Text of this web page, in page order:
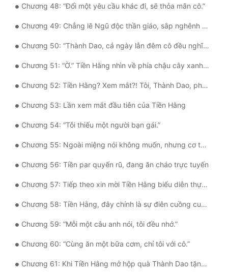
Chương 48: “Đổi một yêu cầu khác đi, sẽ thỏa mãn cô.”
Chương 49: Chẳng lẽ Ngũ độc thần giáo, sắp nghênh đón giáo chủ phu nhân mới?!
Chương 50: “Thành Dao, cả ngày lẫn đêm cô đều nghĩ về thứ đồi trụy gì?”
Chương 51: “Ờ.” Tiền Hằng nhìn về phía chậu cây xanh, giọng nói tự nhiên, “Cố Bắc Thanh?”
Chương 52: Tiền Hằng? Xem mắt?! Tôi, Thành Dao, phản đối!
Chương 53: Lần xem mắt đầu tiên của Tiền Hằng
Chương 54: “Tôi thiếu một người bạn gái.”
Chương 55: Ngoài miệng nói không muốn, nhưng cơ thể lại rất thành thật…
Chương 56: Tiền par quyến rũ, đang ăn cháo trực tuyến
Chương 57: Tiếp theo xin mời Tiền Hằng biểu diễn thực nghiệm cho chúng ta
Chương 58: Tiền Hằng, đây chính là sự điên cuồng cuối cùng của thời thanh xuân cuối cùng của đàn ông đó!
Chương 59: “Mỗi một câu anh nói, tôi đều nhớ.”
Chương 60: “Cùng ăn một bữa cơm, chỉ tôi với cô.”
Chương 61: Khi Tiền Hằng mở hộp quà Thành Dao tặng, cả người anh đều bùng nổ